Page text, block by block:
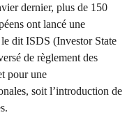
dernier, plus de 150
ont lancé une
dit ISDS (Investor State
de règlement des
pour une
soit l’introduction de